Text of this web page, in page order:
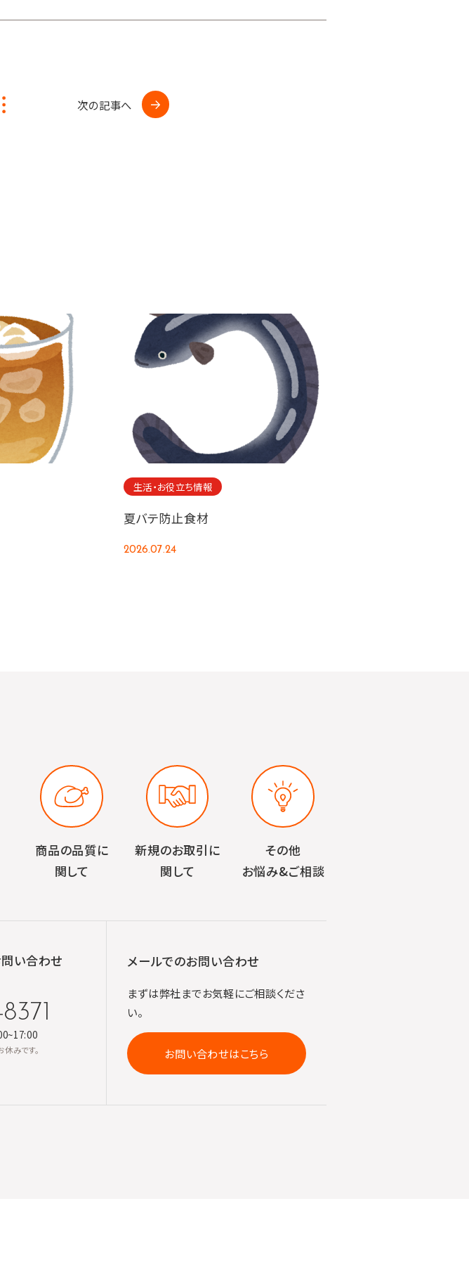
次の記事へ
生活・お役立ち情報
夏バテ防止食材
2026.07.24
商品の品質に
関して
新規のお取引に
関して
その他
お悩み&ご相談
メールでのお問い合わせ
まずは弊社までお気軽にご相談くださ
い。
お問い合わせはこちら
い合わせ
みです。